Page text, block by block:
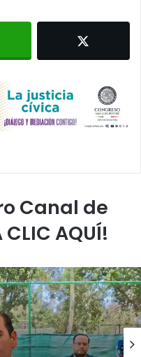
Canal de
AQUÍ!